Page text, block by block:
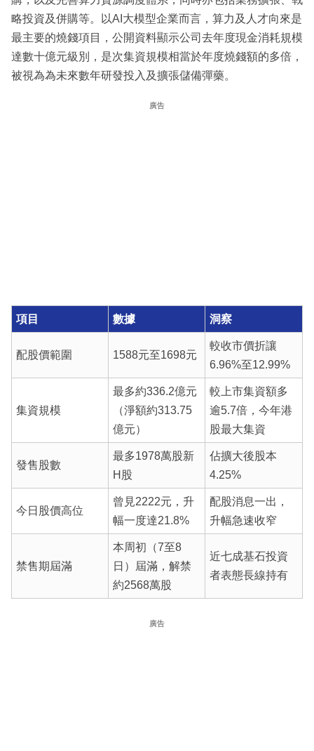
略投資及併購等。以AI大模型企業而言，算力及人才向來是
最主要的燒錢項目，公開資料顯示公司去年度現金消耗規模
達數十億元級別，是次集資規模相當於年度燒錢額的多倍，
被視為為未來數年研發投入及擴張儲備彈藥。
廣告
項目 數據 洞察
配股價範圍 1588元至1698元
較收市價折讓
6.96%至12.99%
集資規模
最多約336.2億元
（淨額約313.75
億元）
較上市集資額多
逾5.7倍，今年港
股最大集資
發售股數
最多1978萬股新
H股
佔擴大後股本
4.25%
今日股價高位
曾見2222元，升
幅一度達21.8%
配股消息一出，
升幅急速收窄
禁售期屆滿
本周初（7至8
日）屆滿，解禁
約2568萬股
近七成基石投資
者表態長線持有
廣告